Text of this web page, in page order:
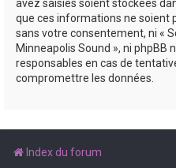
avez saisies soient stockées
que ces informations ne soient
sans votre consentement, ni «
Minneapolis Sound », ni phpBB
responsables en cas de
compromettre les données.
Index du forum